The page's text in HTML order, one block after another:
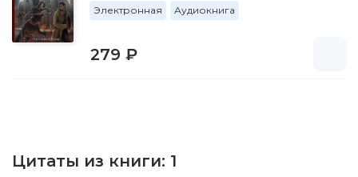
Электронная Аудиокнига
279 ₽
Цитаты из книги: 1